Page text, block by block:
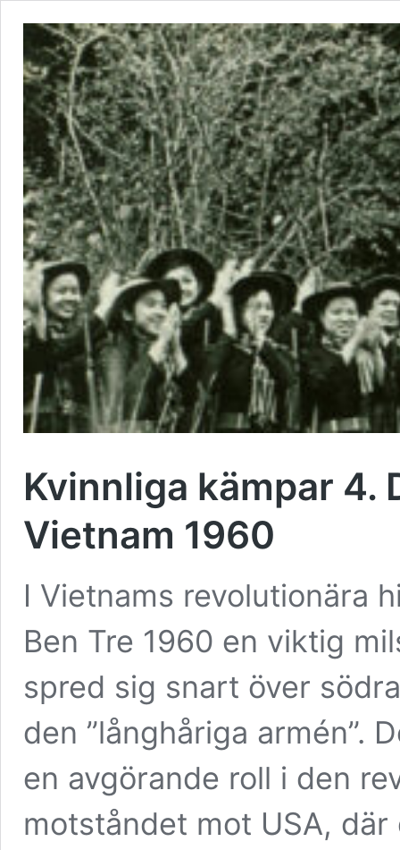
Kvinnliga kämpar 4.
Vietnam 1960
I Vietnams revolutionära
Ben Tre 1960 en viktig
spred sig snart över
den ”långhåriga armén”.
en avgörande roll i den
motståndet mot USA,